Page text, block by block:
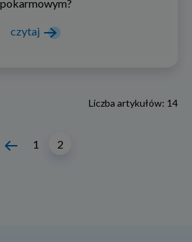
pokarmowym?
czytaj
Liczba artykułów: 14
1 2